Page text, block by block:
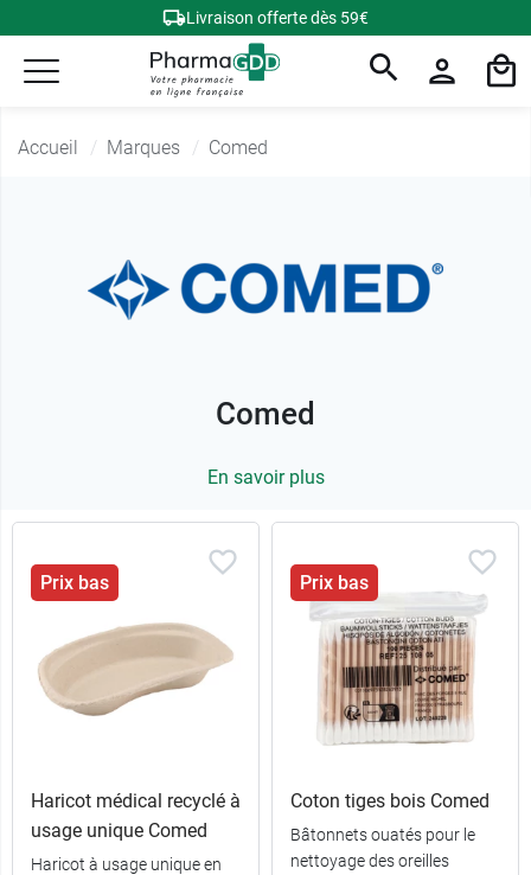
Livraison offerte dès 59€
Accueil Marques Comed
Comed
En savoir plus
Prix bas
Haricot médical recyclé à
usage unique Comed
Haricot à usage unique en
Prix bas
Coton tiges bois Comed
Bâtonnets ouatés pour le
nettoyage des oreilles